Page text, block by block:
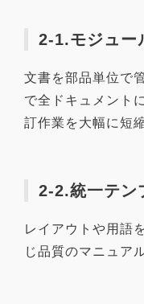
2-1.モジュー
文書を部品単位で
で全ドキュメント
訂作業を大幅に短
2-2.統一テン
レイアウトや用語
じ品質のマニュア